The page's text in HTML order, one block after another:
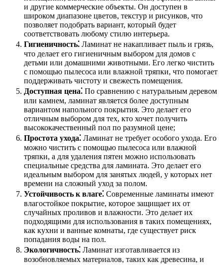
и другие коммерческие объекты. Он доступен в
широком диапазоне цветов, текстур и рисунков, что
позволяет подобрать вариант, который будет
соответствовать любому стилю интерьера.
Гигиеничность⁚ Ламинат не накапливает пыль и грязь,
что делает его гигиеничным выбором для домов с
детьми или домашними животными. Его легко чистить
с помощью пылесоса или влажной тряпки, что помогает
поддерживать чистоту и свежесть помещения.
Доступная цена⁚ По сравнению с натуральным деревом
или камнем, ламинат является более доступным
вариантом напольного покрытия. Это делает его
отличным выбором для тех, кто хочет получить
высококачественный пол по разумной цене;
Простота ухода⁚ Ламинат не требует особого ухода. Его
можно чистить с помощью пылесоса или влажной
тряпки, а для удаления пятен можно использовать
специальные средства для ламината. Это делает его
идеальным выбором для занятых людей, у которых нет
времени на сложный уход за полом.
Устойчивость к влаге⁚ Современные ламинаты имеют
влагостойкое покрытие, которое защищает их от
случайных проливов и влажности. Это делает их
подходящими для использования в таких помещениях,
как кухни и ванные комнаты, где существует риск
попадания воды на пол.
Экологичность⁚ Ламинат изготавливается из
возобновляемых материалов, таких как древесина, и